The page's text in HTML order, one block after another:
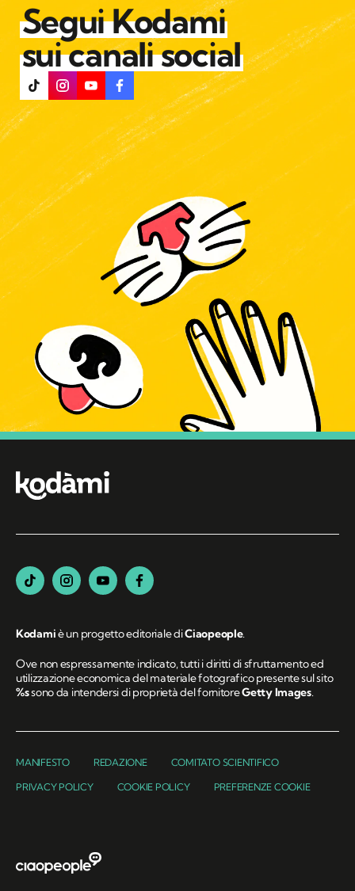
Segui Kodami
sui canali social
Kodamiè un progetto editoriale diCiaopeople.
Ove non espressamente indicato, tutti i diritti di sfruttamento ed
utilizzazione economica del materiale fotografico presente sul sito
%ssono da intendersi di proprietà del fornitoreGetty Images.
MANIFESTO REDAZIONE COMITATO SCIENTIFICO
PRIVACY POLICY COOKIE POLICY PREFERENZE COOKIE